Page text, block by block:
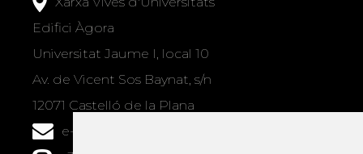
Contacte
Xarxa Vives d'Universitats
Edifici Àgora